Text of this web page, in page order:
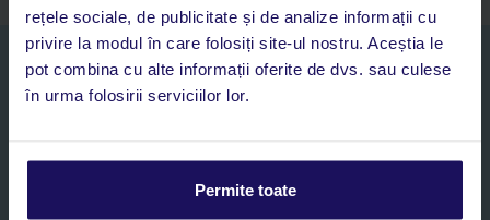
rețele sociale, de publicitate și de analize informații cu
privire la modul în care folosiți site-ul nostru. Aceștia le
pot combina cu alte informații oferite de dvs. sau culese
în urma folosirii serviciilor lor.
Permite toate
Abonați-vă la newsletter
NUME SI PRENUME*
E-MAIL*